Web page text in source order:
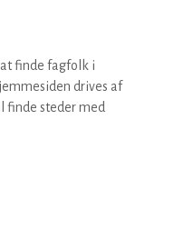
finde fagfolk i
drives af
finde steder med